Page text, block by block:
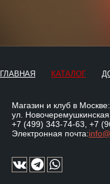
ГЛАВНАЯ КАТАЛОГ
Магазин и клуб в Москве:
ул.
+7 (499) 343-74-63 +7
Электронная почта: